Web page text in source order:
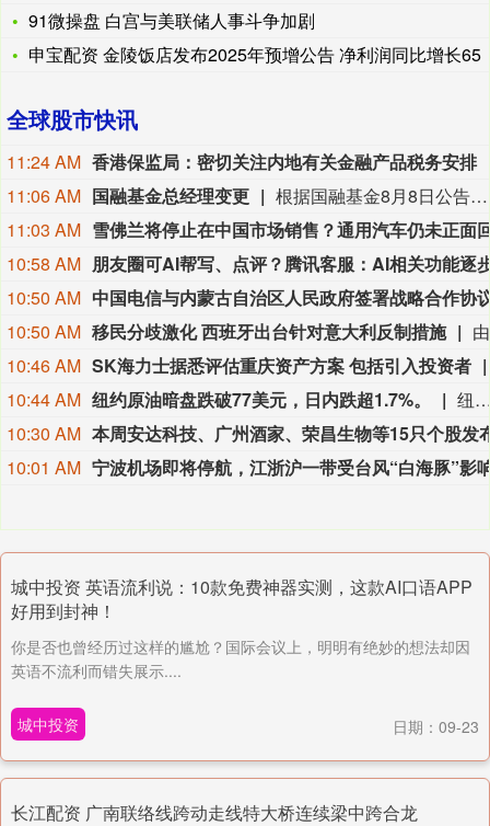
91微操盘 白宫与美联储人事斗争加剧
申宝配资 金陵饭店发布2025年预增公告 净利润同比增长65
全球股市快讯
11:24 AM 香港保监局：密切关注内地有关金融产品税务安排
11:06 AM 国融基金总经理变更
根据国融基金8月8日公告，总经理毛灵俊因个人原因离任，总经理职位暂由张圆辉代任。根据国融基金安排，该公司董事会选举韩光华拟任公司总经理，待韩光华完成相关程序后履职。
11:03 AM
10:58 AM
10:50 AM
10:50 AM 移民分歧激化 西班牙出台针对意大利反制措施
10:46 AM SK海力士据悉评估重庆资产方案 包括引入投资者
10:44 AM 纽约原油暗盘跌破77美元，日内跌超1.7%。
纽约原油暗盘跌破77美元
10:30 AM
10:01 AM
城中投资 英语流利说：10款免费神器实测，这款AI口语APP
好用到封神！
你是否也曾经历过这样的尴尬？国际会议上，明明有绝妙的想法却因
英语不流利而错失展示....
城中投资 日期：09-23
长江配资 广南联络线跨动走线特大桥连续梁中跨合龙